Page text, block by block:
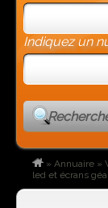
Indiquez un
» Annuaire »
led et écrans